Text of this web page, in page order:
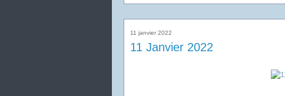
11 janvier 2022
11 Janvier 2022